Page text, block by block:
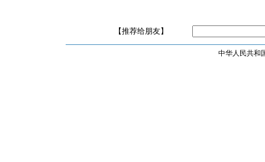
【推荐给朋友】
中华人民共和